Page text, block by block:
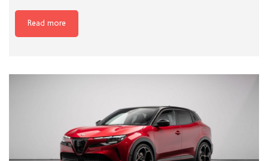
Read more